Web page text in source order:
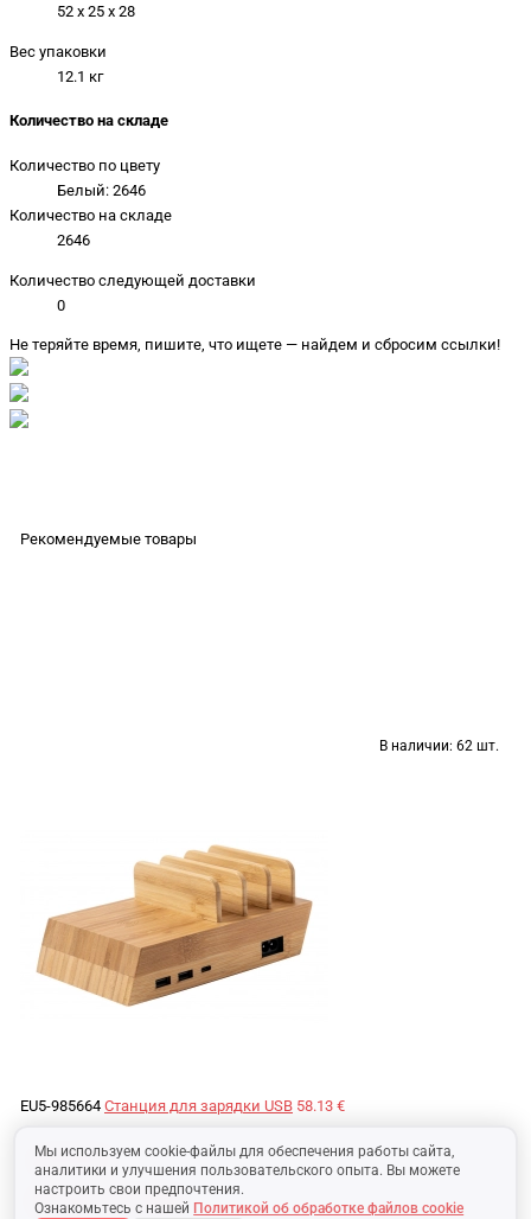
Мы используем cookie-файлы для обеспечения работы сайта,
аналитики и улучшения пользовательского опыта. Вы можете
настроить свои предпочтения.
Ознакомьтесь с нашей Политикой об обработке файлов cookie
52 x 25 x 28
Вес упаковки
12.1 кг
Количество на складе
Количество по цвету
Белый: 2646
Количество на складе
2646
Количество следующей доставки
0
Не теряйте время, пишите, что ищете — найдем и сбросим ссылки!
Рекомендуемые товары
В наличии: 62 шт.
EU5-985664 Станция для зарядки USB 58.13 €
236.53 BYN
Без НДС: 197.11 BYN